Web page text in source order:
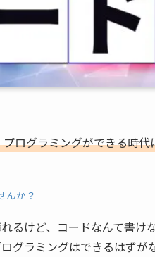
ログラミングができる時
んか？
るけど、コードなんて書け
グラミングはできるはずが